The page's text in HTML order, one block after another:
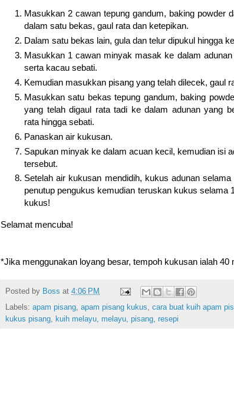
Masukkan 2 cawan tepung gandum, baking powder
dalam satu bekas, gaul rata dan ketepikan.
Dalam satu bekas lain, gula dan telur dipukul hingga
Masukkan 1 cawan minyak masak ke dalam
serta kacau sebati.
Kemudian masukkan pisang yang telah dilecek, gaul
Masukkan satu bekas tepung gandum, baking
yang telah digaul rata tadi ke dalam adunan yang
rata hingga sebati.
Panaskan air kukusan.
Sapukan minyak ke dalam acuan kecil, kemudian isi
tersebut.
Setelah air kukusan mendidih, kukus adunan
penutup pengukus kemudian teruskan kukus selama
kukus!
Selamat mencuba!
*Jika menggunakan loyang besar, tempoh kukusan ialah 40
Posted by Boss at 4:06 PM
Labels: apam pisang, apam pisang kukus, cara buat kuih apam
kukus pisang, kuih melayu, melayu, pisang, resepi